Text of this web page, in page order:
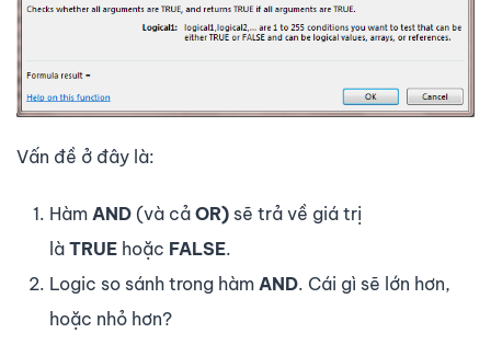
Vấn đề ở đây là:
Hàm AND (và cả OR) sẽ trả về giá trị
là TRUE hoặc FALSE.
Logic so sánh trong hàm AND. Cái gì sẽ lớn hơn,
hoặc nhỏ hơn?